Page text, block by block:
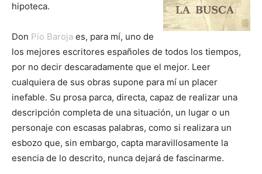
hipoteca.
Don Pío Baroja es, para mí, uno de
los mejores escritores españoles de todos los tiempos,
por no decir descaradamente que el mejor. Leer
cualquiera de sus obras supone para mí un placer
inefable. Su prosa parca, directa, capaz de realizar una
descripción completa de una situación, un lugar o un
personaje con escasas palabras, como si realizara un
esbozo que, sin embargo, capta maravillosamente la
esencia de lo descrito, nunca dejará de fascinarme.